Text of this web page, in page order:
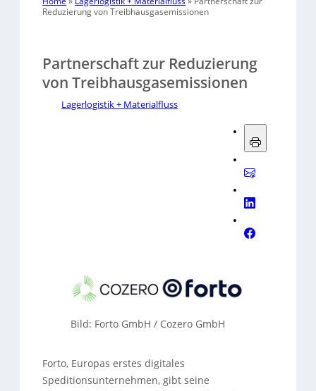
Reduzierung von Treibhausgasemissionen
Partnerschaft zur Reduzierung
von Treibhausgasemissionen
Lagerlogistik + Materialfluss
Bild: Forto GmbH / Cozero GmbH
Forto, Europas erstes digitales
Speditionsunternehmen, gibt seine